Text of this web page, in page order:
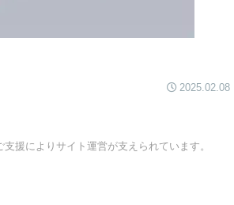
2025.02.08
援によりサイト運営が支えられています。